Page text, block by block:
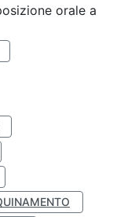
orale a